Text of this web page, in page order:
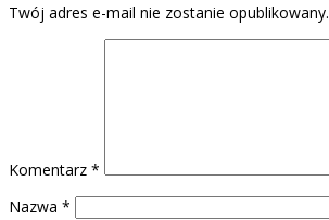
Twój adres e-mail nie zostanie opublikowany.
Komentarz *
Nazwa *